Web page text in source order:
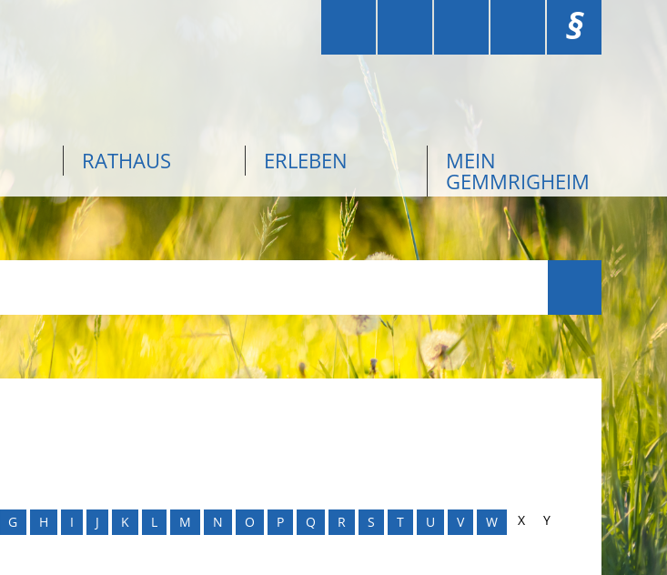
§
RATHAUS ERLEBEN MEIN
GEMMRIGHEIM
G H I J K L M N O P Q R S T U V W X
Y